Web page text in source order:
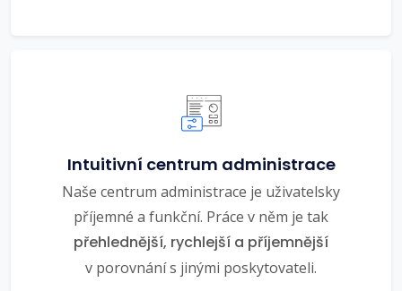
Intuitivní centrum administrace
Naše centrum administrace je uživatelsky
příjemné a funkční. Práce v něm je tak
přehlednější, rychlejší a příjemnější
v porovnání s jinými poskytovateli.